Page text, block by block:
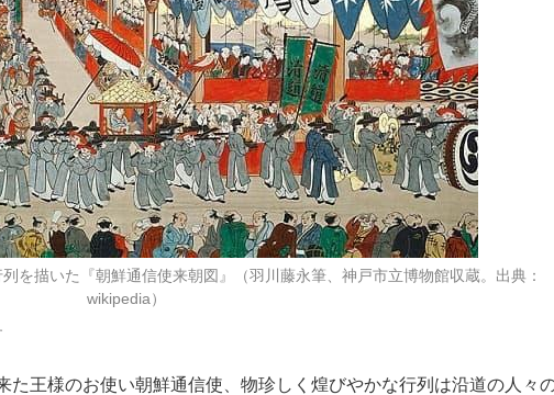
を描いた『朝鮮通信使来朝図』（羽川藤永筆、神戸市立博物館収蔵。出典：
wikipedia）
王様のお使い朝鮮通信使、物珍しく煌びやかな行列は沿道の人々